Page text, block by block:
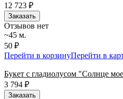
12 723 ₽
Заказать
Отзывов нет
~45 м.
50 ₽
Перейти в корзинуПерейти в
Букет с гладиолусом "Солнце
3 794 ₽
Заказать